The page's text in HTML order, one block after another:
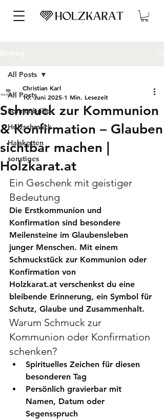
All Posts
Sonnenbrille
Holzschmuck
Halsketten
sonstiges
All Posts
Schmuck zur Kommunion
& Konfirmation – Glauben
sichtbar machen |
Holzkarat.at
Christian Karl
10. Juni 2025 1 Min. Lesezeit
Ein Geschenk mit geistiger
Bedeutung
Die Erstkommunion und
Konfirmation sind besondere
Meilensteine im Glaubensleben
junger Menschen. Mit einem
Schmuckstück zur Kommunion oder
Konfirmation von
Holzkarat.at verschenkst du eine
bleibende Erinnerung, ein Symbol für
Schutz, Glaube und Zusammenhalt.
Warum Schmuck zur
Kommunion oder Konfirmation
schenken?
Spirituelles Zeichen für diesen
besonderen Tag
Persönlich gravierbar mit
Namen, Datum oder
Segensspruch